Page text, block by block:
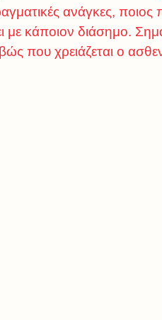
ανάγκες, ποιος
με κάποιον διάσημο.
που χρειάζεται ο